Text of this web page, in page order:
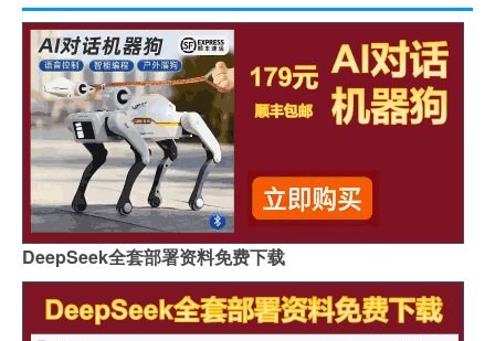
DeepSeek全套部署资料免费下载